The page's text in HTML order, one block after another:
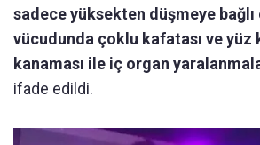
sadece yüksekten düşmeye bağlı
vücudunda çoklu kafatası ve yüz
kanaması ile iç organ
ifade edildi.